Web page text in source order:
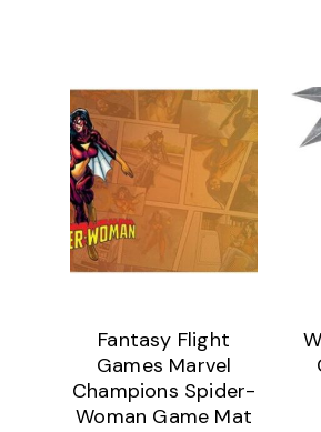
Fantasy Flight
Games Marvel
Champions Spider-
Woman Game Mat